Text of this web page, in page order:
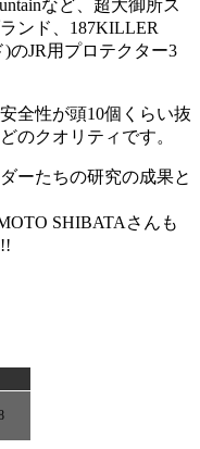
など、超大御所ス
ンド、187KILLER
のJR用プロテクター3
全性が頭10個くらい抜
のクオリティです。
ーたちの研究の成果と
SHIBATAさんも